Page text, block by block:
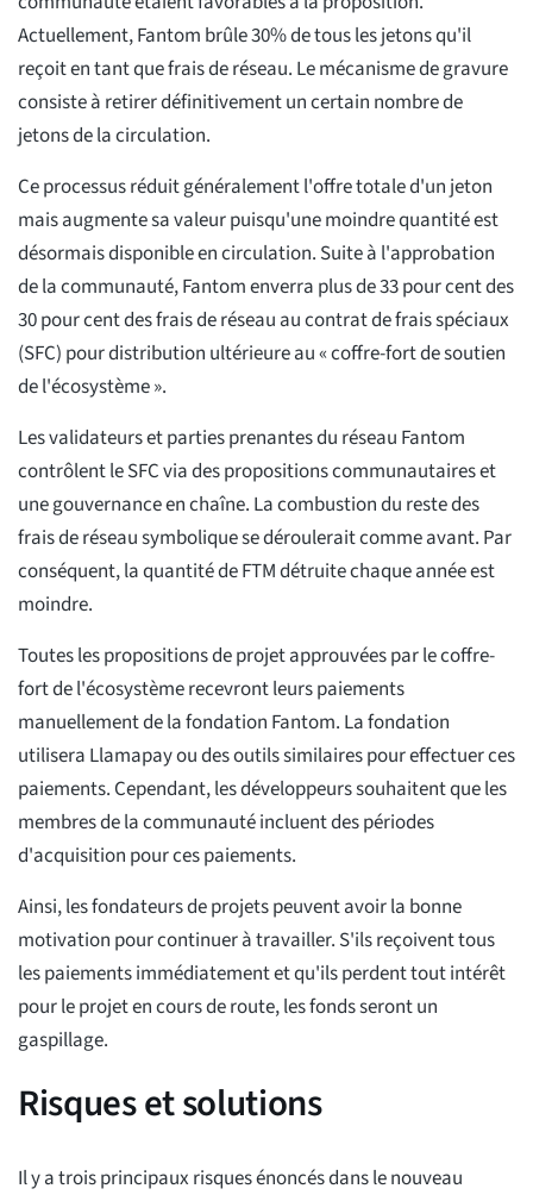
Actuellement, Fantom brûle 30% de tous les jetons qu'il
reçoit en tant que frais de réseau. Le mécanisme de gravure
consiste à retirer définitivement un certain nombre de
jetons de la circulation.
Ce processus réduit généralement l'offre totale d'un jeton
mais augmente sa valeur puisqu'une moindre quantité est
désormais disponible en circulation. Suite à l'approbation
de la communauté, Fantom enverra plus de 33 pour cent des
30 pour cent des frais de réseau au contrat de frais spéciaux
(SFC) pour distribution ultérieure au « coffre-fort de soutien
de l'écosystème ».
Les validateurs et parties prenantes du réseau Fantom
contrôlent le SFC via des propositions communautaires et
une gouvernance en chaîne. La combustion du reste des
frais de réseau symbolique se déroulerait comme avant. Par
conséquent, la quantité de FTM détruite chaque année est
moindre.
Toutes les propositions de projet approuvées par le coffre-
fort de l'écosystème recevront leurs paiements
manuellement de la fondation Fantom. La fondation
utilisera Llamapay ou des outils similaires pour effectuer ces
paiements. Cependant, les développeurs souhaitent que les
membres de la communauté incluent des périodes
d'acquisition pour ces paiements.
Ainsi, les fondateurs de projets peuvent avoir la bonne
motivation pour continuer à travailler. S'ils reçoivent tous
les paiements immédiatement et qu'ils perdent tout intérêt
pour le projet en cours de route, les fonds seront un
gaspillage.
Risques et solutions
Il y a trois principaux risques énoncés dans le nouveau